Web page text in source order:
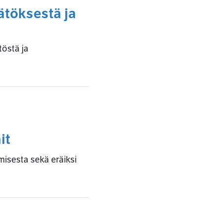
ja
ja
sekä eräiksi